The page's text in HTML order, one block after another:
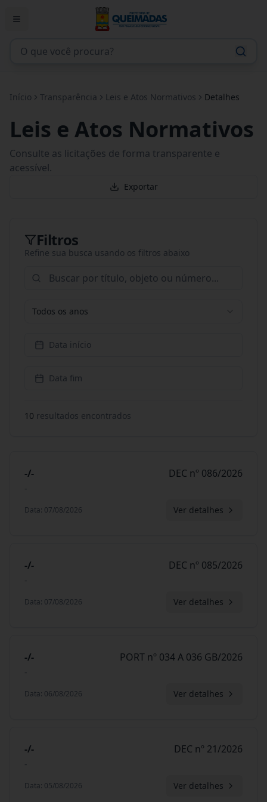
Início Transparência Leis e Atos Normativos Detalhes
Leis e Atos Normativos
Consulte as licitações de forma transparente e
acessível.
Exportar
Filtros
Refine sua busca usando os filtros abaixo
Todos os anos
Data início
Data fim
10 resultados encontrados
-/-
-
DEC nº 086/2026
Data: 07/08/2026 Ver detalhes
-/-
-
DEC nº 085/2026
Data: 07/08/2026 Ver detalhes
-/-
-
PORT nº 034 A 036 GB/2026
Data: 06/08/2026 Ver detalhes
-/-
-
DEC nº 21/2026
Data: 05/08/2026 Ver detalhes